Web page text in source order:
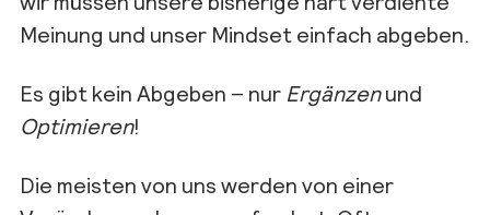
Meinung und unser Mindset einfach abgeben.
Es gibt kein Abgeben – nur Ergänzenund
Optimieren!
Die meisten von uns werden von einer